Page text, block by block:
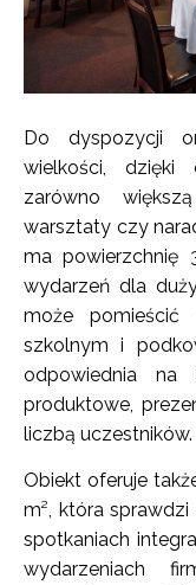
Do dyspozycji
wielkości,
zarówno
warsztaty czy
ma powierzchnię
wydarzeń dla
może
szkolnym i
odpowiednia na
produktowe,
liczbą uczestników.
Obiekt oferuje
m², która sprawdzi
spotkaniach
wydarzeniach